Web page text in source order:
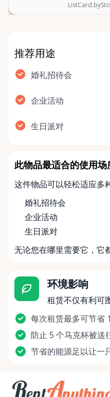
推荐用途
婚礼招待会
企业活动
生日派对
此物品最适合的使用场
这件物品可以轻松适应多
婚礼招待会
企业活动
生日派对
无论您在哪里需要它，它
环境影响
租赁不仅有利可
每次租赁最多可节省
防止 5 个马克杯被送
节省的能源足以让一